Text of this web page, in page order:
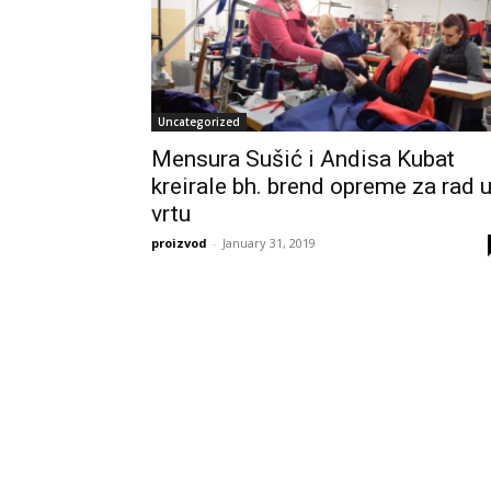
Uncategorized
Mensura Sušić i Andisa Kubat
kreirale bh. brend opreme za rad u
vrtu
proizvod - January 31, 2019